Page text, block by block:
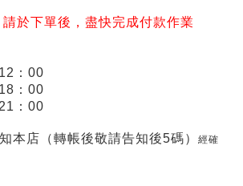
於下單後，盡快完成付款作業
：00
：00
：00
本店（轉帳後敬請告知後5碼）
經確